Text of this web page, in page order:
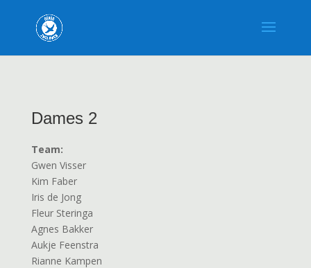
Dames 2
Team:
Gwen Visser
Kim Faber
Iris de Jong
Fleur Steringa
Agnes Bakker
Aukje Feenstra
Rianne Kampen